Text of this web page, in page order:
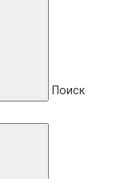
Поиск